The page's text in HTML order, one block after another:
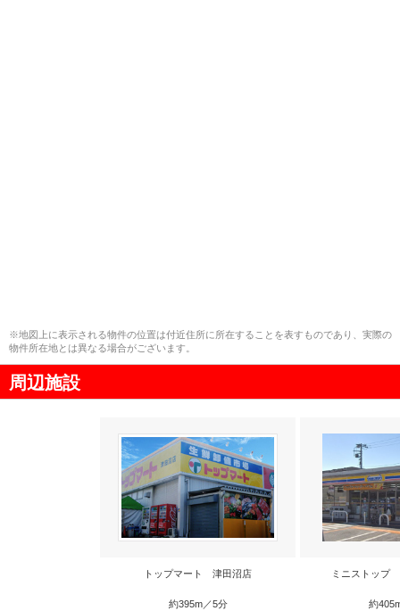
※地図上に表示される物件の位置は付近住所に所在することを表すものであり、実際の
物件所在地とは異なる場合がございます。
周辺施設
トップマート 津田沼店
約395m／5分
ミニストップ
約